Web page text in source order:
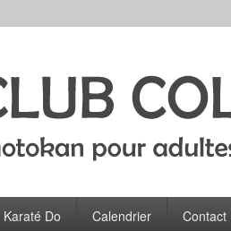
Karaté Do Calendrier Contact